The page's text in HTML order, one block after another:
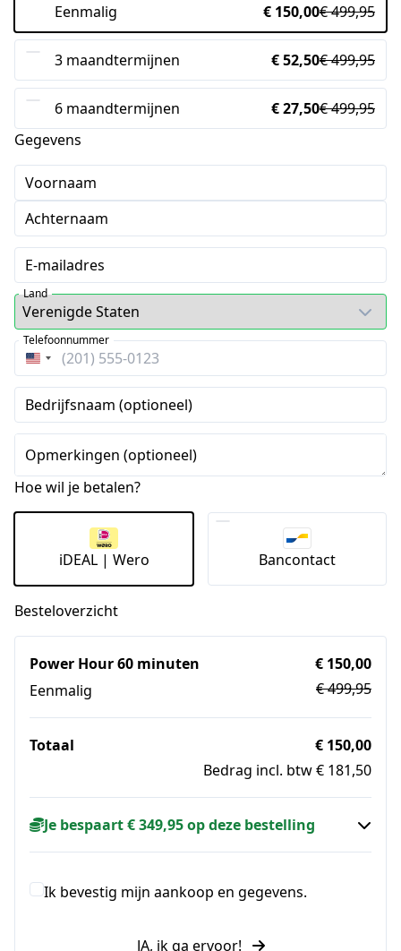
Eenmalig € 150,00€ 499,95
3 maandtermijnen € 52,50€ 499,95
6 maandtermijnen € 27,50€ 499,95
Gegevens
Voornaam
Achternaam
E-mailadres
Land
Verenigde
Staten
+1
Telefoonnummer
Bedrijfsnaam (optioneel)
Opmerkingen (optioneel)
Hoe wil je betalen?
iDEAL | Wero Bancontact
Besteloverzicht
Power Hour 60 minuten
Eenmalig
€ 150,00
€ 499,95
Totaal
€ 150,00
Bedrag incl. btw € 181,50
Je bespaart € 349,95 op deze bestelling
Ik bevestig mijn aankoop en gegevens.
JA, ik ga ervoor!